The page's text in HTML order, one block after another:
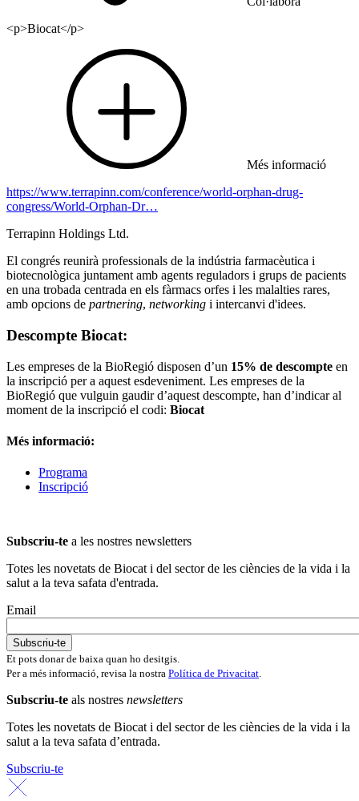
<p>Biocat</p>
Més informació
https://www.terrapinn.com/conference/world-orphan-drug-
congress/World-Orphan-Dr…
Terrapinn Holdings Ltd.
El congrés reunirà professionals de la indústria farmacèutica i
biotecnològica juntament amb agents reguladors i grups de pacients
en una trobada centrada en els fàrmacs orfes i les malalties rares,
amb opcions de partnering, networking i intercanvi d'idees.
Descompte Biocat:
Les empreses de la BioRegió disposen d’un 15% de descompte en
la inscripció per a aquest esdeveniment. Les empreses de la
BioRegió que vulguin gaudir d’aquest descompte, han d’indicar al
moment de la inscripció el codi: Biocat
Més informació:
Programa
Inscripció
Subscriu-te a les nostres newsletters
Totes les novetats de Biocat i del sector de les ciències de la vida i la
salut a la teva safata d'entrada.
Email
Et pots donar de baixa quan ho desitgis.
Per a més informació, revisa la nostra Política de Privacitat.
Subscriu-te als nostres newsletters
Totes les novetats de Biocat i del sector de les ciències de la vida i la
salut a la teva safata d’entrada.
Subscriu-te